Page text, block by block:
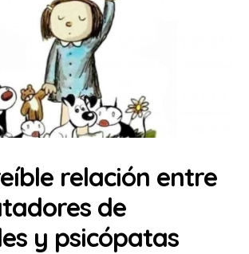
relación entre
de
y psicópatas